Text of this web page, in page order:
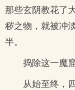
那些玄阴教花了
秽之物，就被冲
半。
捣除这一魔
从始至终，